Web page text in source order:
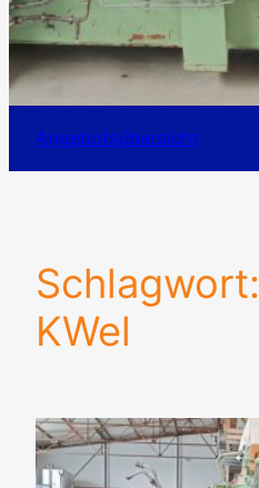
Angebotsübersicht
Schlagwort:
KWel